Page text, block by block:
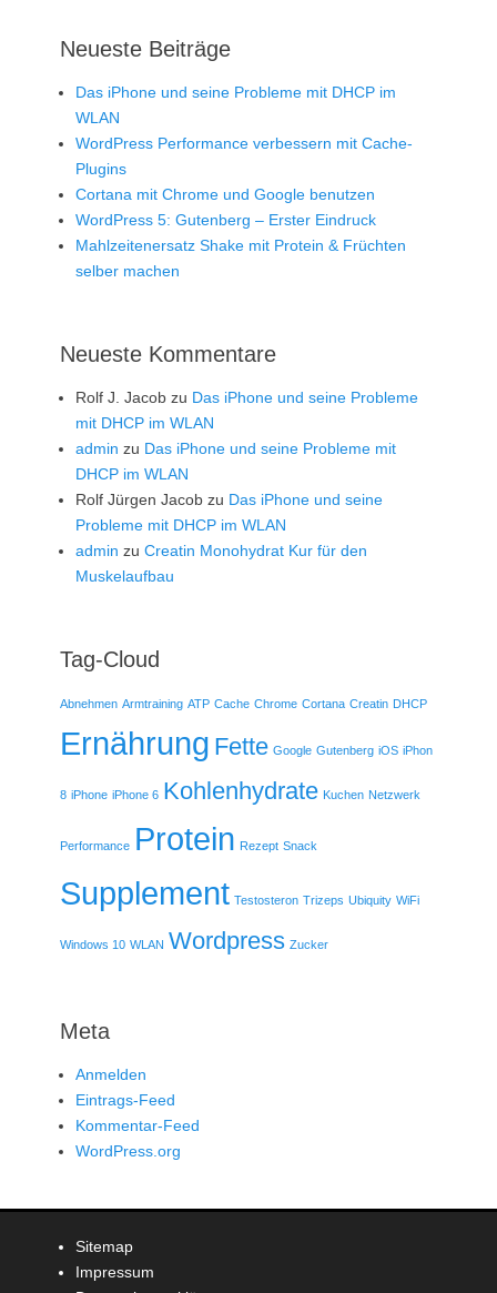
Neueste Beiträge
Das iPhone und seine Probleme mit DHCP im
WLAN
WordPress Performance verbessern mit Cache-
Plugins
Cortana mit Chrome und Google benutzen
WordPress 5: Gutenberg – Erster Eindruck
Mahlzeitenersatz Shake mit Protein & Früchten
selber machen
Neueste Kommentare
Rolf J. Jacob zu Das iPhone und seine Probleme
mit DHCP im WLAN
admin zu Das iPhone und seine Probleme mit
DHCP im WLAN
Rolf Jürgen Jacob zu Das iPhone und seine
Probleme mit DHCP im WLAN
admin zu Creatin Monohydrat Kur für den
Muskelaufbau
Tag-Cloud
Abnehmen Armtraining ATP Cache Chrome Cortana Creatin DHCP
Ernährung Fette Google Gutenberg iOS iPhon
8 iPhone iPhone 6 Kohlenhydrate Kuchen Netzwerk
Performance Protein Rezept Snack
Supplement Testosteron Trizeps Ubiquity WiFi
Windows 10 WLAN Wordpress Zucker
Meta
Anmelden
Eintrags-Feed
Kommentar-Feed
WordPress.org
Sitemap
Impressum